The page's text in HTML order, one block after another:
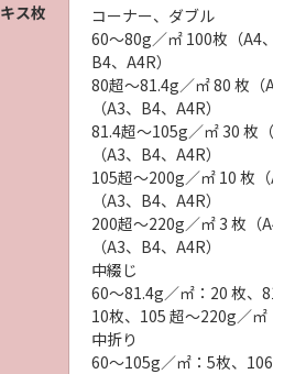
ス枚
コーナー、ダブル
60～80g／㎡ 100枚（A4、
B4、A4R）
80超～81.4g／㎡ 80 枚（A4
（A3、B4、A4R）
81.4超～105g／㎡ 30 枚（
（A3、B4、A4R）
105超～200g／㎡ 10 枚（
（A3、B4、A4R）
200超～220g／㎡ 3 枚（A4
（A3、B4、A4R）
中綴じ
60～81.4g／㎡：20 枚、
10枚、105 超～220g／㎡：
中折り
60～105g／㎡：5枚、106～